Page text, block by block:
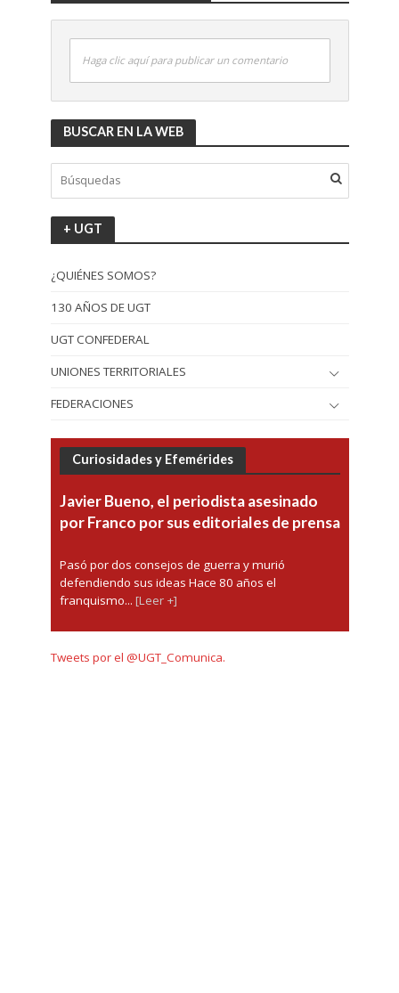
Haga clic aquí para publicar un comentario
BUSCAR EN LA WEB
+ UGT
¿QUIÉNES SOMOS?
130 AÑOS DE UGT
UGT CONFEDERAL
UNIONES TERRITORIALES
FEDERACIONES
Curiosidades y Efemérides
Javier Bueno, el periodista asesinado
por Franco por sus editoriales de prensa
Pasó por dos consejos de guerra y murió
defendiendo sus ideas Hace 80 años el
franquismo... [Leer +]
Tweets por el @UGT_Comunica.